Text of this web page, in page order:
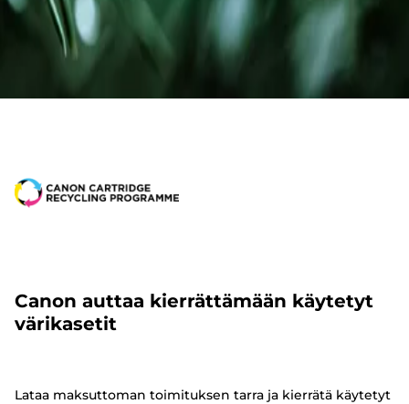
Canon auttaa kierrättämään käytetyt
värikasetit
Lataa maksuttoman toimituksen tarra ja kierrätä käytetyt